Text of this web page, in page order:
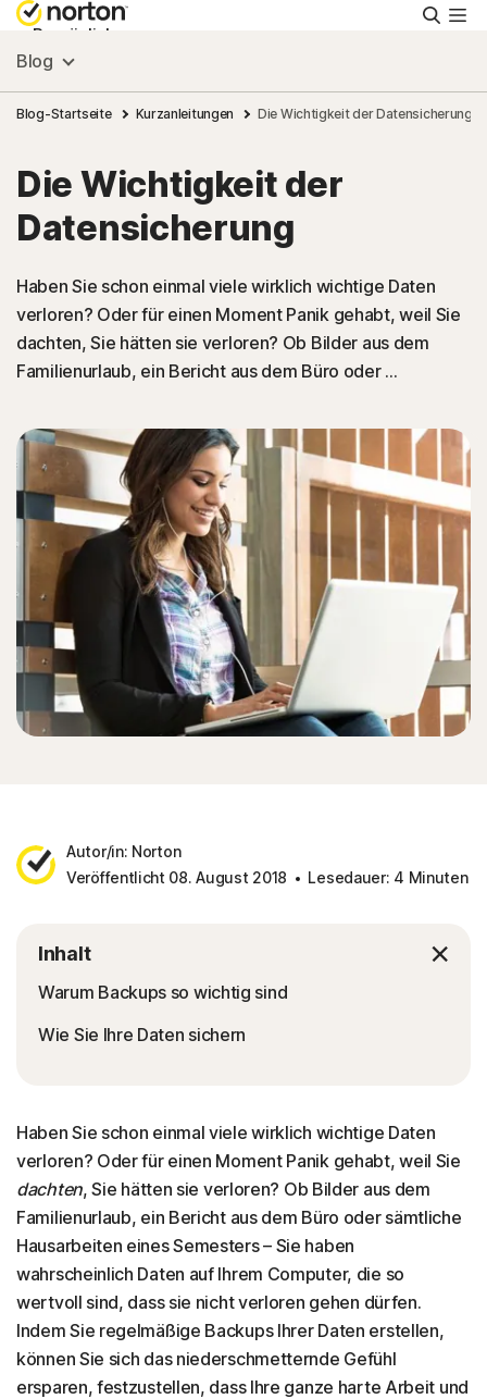
Persönlich
Small Business
Ressourcen
Support
Kostenlos testen
Deutschland
Einloggen
Blog
Blog-Startseite Kurzanleitungen Die Wichtigkeit der Datensicherung
Die Wichtigkeit der
Datensicherung
Haben Sie schon einmal viele wirklich wichtige Daten
verloren? Oder für einen Moment Panik gehabt, weil Sie
dachten, Sie hätten sie verloren? Ob Bilder aus dem
Familienurlaub, ein Bericht aus dem Büro oder ...
Autor/in: Norton
Veröffentlicht 08. August 2018
Lesedauer: 4 Minuten
Inhalt
Warum Backups so wichtig sind
Wie Sie Ihre Daten sichern
Haben Sie schon einmal viele wirklich wichtige Daten
verloren? Oder für einen Moment Panik gehabt, weil Sie
dachten, Sie hätten sie verloren? Ob Bilder aus dem
Familienurlaub, ein Bericht aus dem Büro oder sämtliche
Hausarbeiten eines Semesters – Sie haben
wahrscheinlich Daten auf Ihrem Computer, die so
wertvoll sind, dass sie nicht verloren gehen dürfen.
Indem Sie regelmäßige Backups Ihrer Daten erstellen,
können Sie sich das niederschmetternde Gefühl
ersparen, festzustellen, dass Ihre ganze harte Arbeit und